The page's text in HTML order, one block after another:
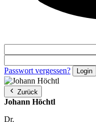
Passwort vergessen?
Zurück
Johann Höchtl
Dr.